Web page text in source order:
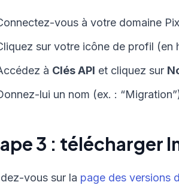
vous à votre domaine
sur votre icône de profil (en
à Clés API et cliquez sur
lui un nom (ex. :
3 : télécharger
vous sur la page des versions